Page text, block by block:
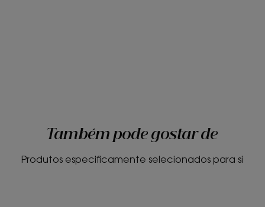
Também pode gostar de
Produtos especificamente selecionados para si